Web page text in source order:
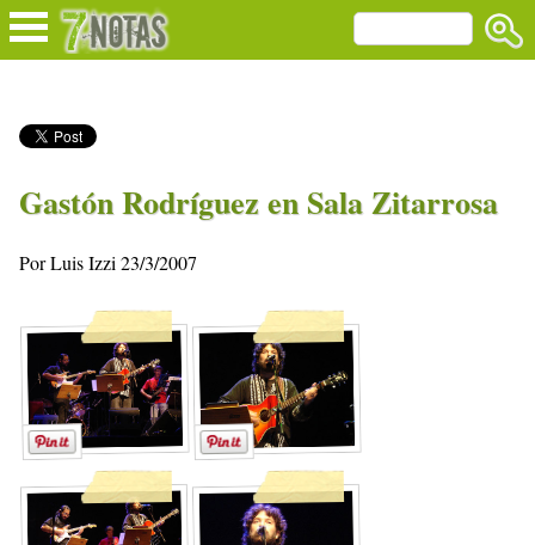
Gastón Rodríguez en Sala Zitarrosa
Por Luis Izzi 23/3/2007